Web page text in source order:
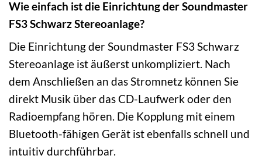
Wie einfach ist die Einrichtung der Soundmaster
FS3 Schwarz Stereoanlage?
Die Einrichtung der Soundmaster FS3 Schwarz
Stereoanlage ist äußerst unkompliziert. Nach
dem Anschließen an das Stromnetz können Sie
direkt Musik über das CD-Laufwerk oder den
Radioempfang hören. Die Kopplung mit einem
Bluetooth-fähigen Gerät ist ebenfalls schnell und
intuitiv durchführbar.